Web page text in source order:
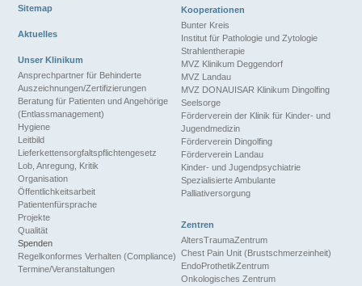
Sitemap
Aktuelles
Unser Klinikum
Ansprechpartner für Behinderte
Auszeichnungen/Zertifizierungen
Beratung für Patienten und Angehörige
(Entlassmanagement)
Hygiene
Leitbild
Lieferkettensorgfaltspflichtengesetz
Lob, Anregung, Kritik
Organisation
Öffentlichkeitsarbeit
Patientenfürsprache
Projekte
Qualität
Spenden
Regelkonformes Verhalten (Compliance)
Termine/Veranstaltungen
Kooperationen
Bunter Kreis
Institut für Pathologie und Zytologie
Strahlentherapie
MVZ Klinikum Deggendorf
MVZ Landau
MVZ DONAUISAR Klinikum Dingolfing
Seelsorge
Förderverein der Klinik für Kinder- und
Jugendmedizin
Förderverein Dingolfing
Förderverein Landau
Kinder- und Jugendpsychiatrie
Spezialisierte Ambulante
Palliativersorgung
Zentren
AltersTraumaZentrum
Chest Pain Unit (Brustschmerzeinheit)
EndoProthetikZentrum
Onkologisches Zentrum